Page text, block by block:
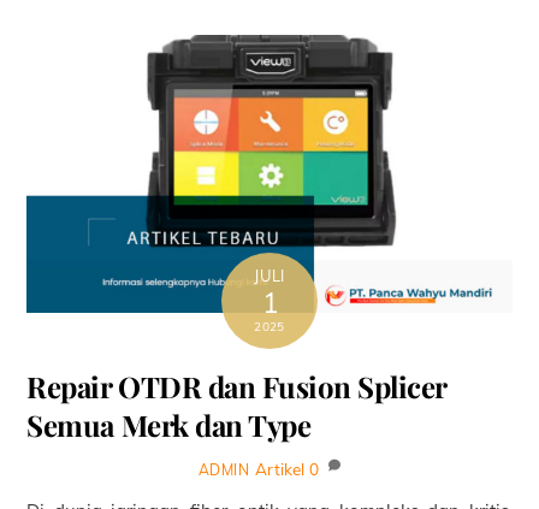
JULI
1
2025
Repair OTDR dan Fusion Splicer
Semua Merk dan Type
ADMIN Artikel 0